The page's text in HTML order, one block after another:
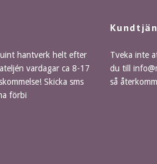
hantverk helt efter
vardagar ca 8-17
Skicka sms
förbi
Tveka inte
du till
så